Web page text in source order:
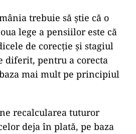
trebuie să știe că o
lege a pensiilor este că
de corecție și stagiul
diferit, pentru a corecta
mai mult pe principiul
recalcularea tuturor
deja în plată, pe baza